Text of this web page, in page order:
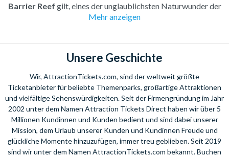
Barrier Reef gilt, eines der unglaublichsten Naturwunder der
Welt. Cairns hat sich über die Jahre von einer ruhigen
schönstenNaturabenteuer Australiensentwickelt.
Erleben Sie mit einerTour zum Great Barrier Reef
Wunder des Ozeans. Besteigen Sie einen Katamaran, der Sie
zum Riff führt und tauchen tief in das Meer hinein, um die
spektakuläre Unterwasserwelt zu bestaunen. Alternativ
schnorcheln Sie an der Seite der farbenfrohen tropischen
Fische und bezaubernden Meeresschildkröten. Ein wirklich
einmaliges Erlebnis!
Entspannen Sie in der Lagune in der Stadt und genießen den
Mehr anzeigen
Unsere Geschichte
Wir, AttractionTickets.com, sind der weltweit größte
Ticketanbieter für beliebte Themenparks, großartige Attraktionen
und vielfältige Sehenswürdigkeiten. Seit der Firmengründung im Jahr
2002 unter dem Namen Attraction Tickets Direct haben wir über 5
Millionen Kundinnen und Kunden bedient und sind dabei unserer
Mission, dem Urlaub unserer Kunden und Kundinnen Freude und
glückliche Momente hinzuzufügen, immer treu geblieben. Seit 2019
sind wir unter dem Namen AttractionTickets.com bekannt. Buchen